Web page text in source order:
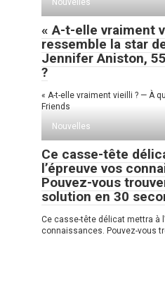
Nouvelles
« A-t-elle vraiment
ressemble la star
Jennifer Aniston,
?
« A-t-elle vraiment vieilli ? — À
Friends
Nouvelles
Ce casse-tête
l’épreuve vos
Pouvez-vous
solution en 30
Ce casse-tête délicat mettra à
connaissances. Pouvez-vous